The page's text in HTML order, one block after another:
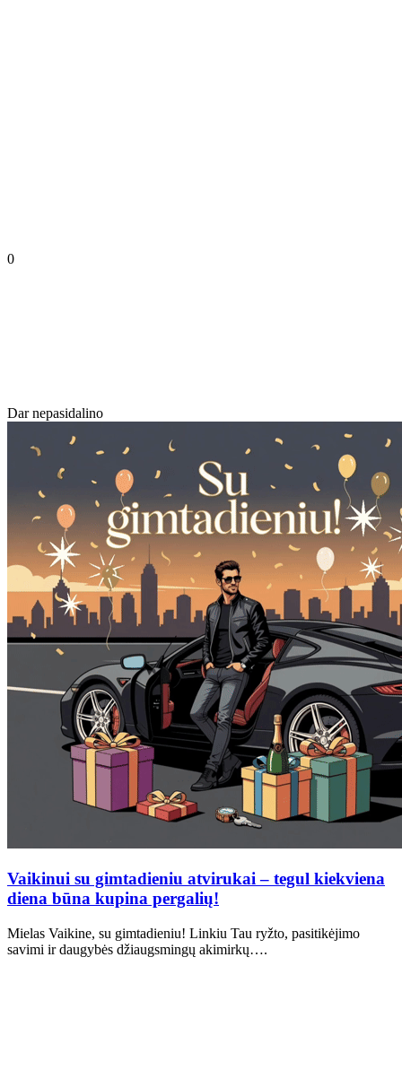
0
Dar nepasidalino
Vaikinui su gimtadieniu atvirukai – tegul kiekviena
diena būna kupina pergalių!
Mielas Vaikine, su gimtadieniu! Linkiu Tau ryžto, pasitikėjimo
savimi ir daugybės džiaugsmingų akimirkų….